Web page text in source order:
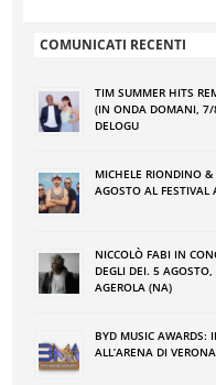
COMUNICATI RECENTI
TIM SUMMER HITS
(IN ONDA DOMANI, 7/
DELOGU
MICHELE RIONDINO &
AGOSTO AL FESTIVAL
NICCOLÒ FABI IN
DEGLI DEI. 5
AGEROLA (NA)
BYD MUSIC AWARDS:
ALL’ARENA DI